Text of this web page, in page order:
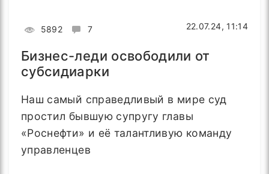
5892 7 22.07.24, 11:14
Бизнес-леди освободили от
субсидиарки
Наш самый справедливый в мире суд
простил бывшую супругу главы
«Роснефти» и её талантливую команду
управленцев